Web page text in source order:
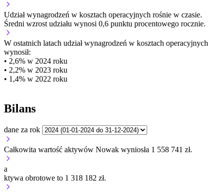
Udział wynagrodzeń w kosztach operacyjnych rośnie w czasie.
Średni wzrost udziału wynosi 0,6 punktu procentowego rocznie.
W ostatnich latach udział wynagrodzeń w kosztach operacyjnych
wynosił:
• 2,6% w 2024 roku
• 2,2% w 2023 roku
• 1,4% w 2022 roku
Bilans
dane za rok
Całkowita wartość aktywów Nowak wyniosła 1 558 741 zł.
a
ktywa obrotowe to 1 318 182 zł.